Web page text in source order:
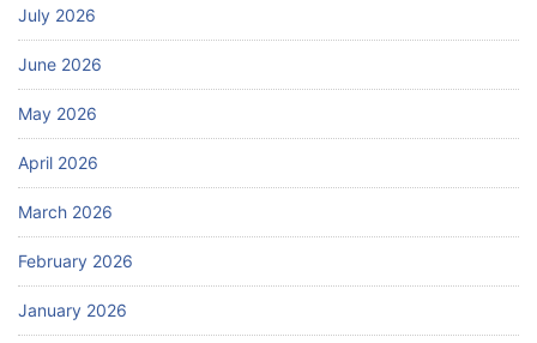
July 2026
June 2026
May 2026
April 2026
March 2026
February 2026
January 2026